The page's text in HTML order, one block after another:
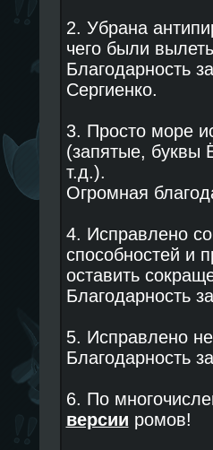
2. Убрана
чего были
Благодарность
Сергиенко.
3. Просто море
(запятые, буквы
т.д.).
Огромная
4. Исправлено
способностей и
оставить
Благодарность
5. Исправлено
Благодарность
6. По
версии ромов!